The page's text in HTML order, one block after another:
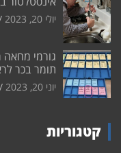
יולי 20, 2023
גורמי
תומר בכר
יוני 20, 2023
קטגוריות